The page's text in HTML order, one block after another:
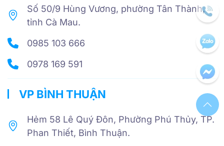
Số 50/9 Hùng Vương, phường Tân Thành,
tỉnh Cà Mau.
0985 103 666
0978 169 591
VP BÌNH THUẬN
Hẻm 58 Lê Quý Đôn, Phường Phú Thủy, TP.
Phan Thiết, Bình Thuận.